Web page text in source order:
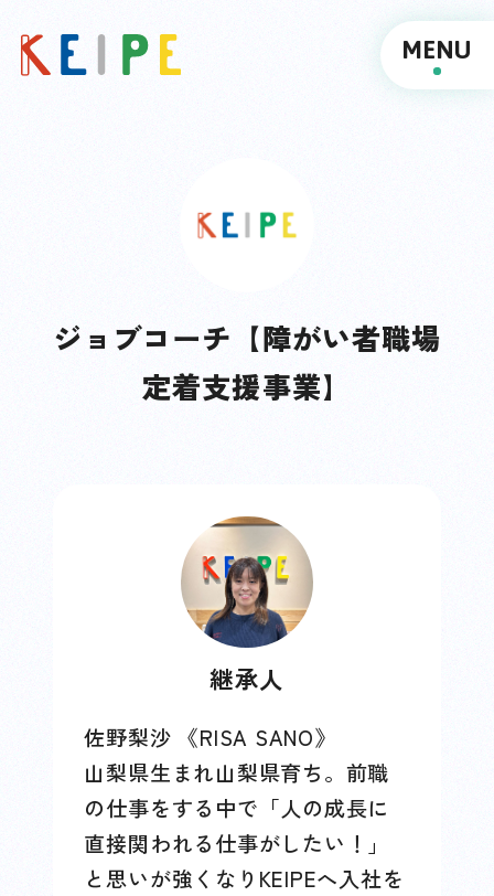
MENU
ジョブコーチ【障がい者職場
定着支援事業】
継承人
佐野梨沙 《RISA SANO》
山梨県生まれ山梨県育ち。前職
の仕事をする中で「人の成長に
直接関われる仕事がしたい！」
と思いが強くなりKEIPEへ入社を